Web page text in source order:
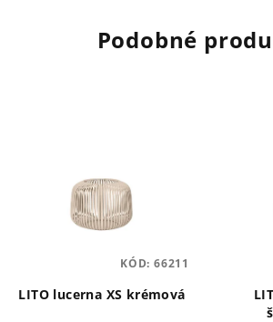
Podobné
LITO lucerna XS krémová
KÓD: 66211